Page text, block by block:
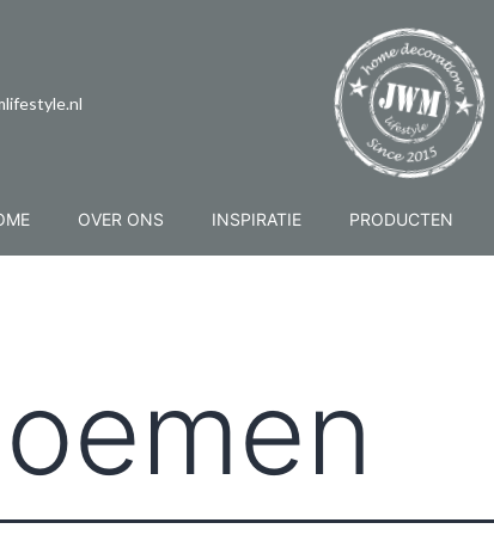
OVER ONS INSPIRATIE PRODUCTEN